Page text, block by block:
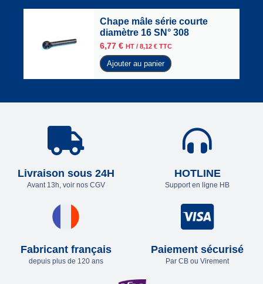
Chape mâle série courte
diamètre 16 SN° 308
6,77 € HT / 8,12 € TTC
Ajouter au panier
Livraison sous 24H
Avant 13h, voir nos CGV
HOTLINE
Support en ligne HB
Fabricant français
depuis plus de 120 ans
Paiement sécurisé
Par CB ou Virement